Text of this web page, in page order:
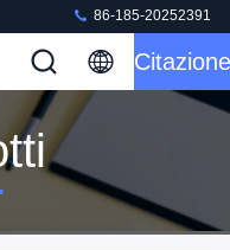
86-185-20252391
Citazione